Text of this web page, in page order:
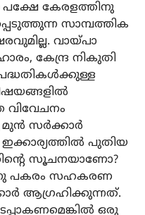
കേരളത്തിനു
സാമ്പത്തിക
വായ്പാ
കേന്ദ്ര നികുതി
വിവേചനം
മുന്‍ സര്‍ക്കാര്‍
ഇക്കാര്യത്തില്‍ പുതിയ
സൂചനയാണോ?
പകരം സഹകരണ
ആഗ്രഹിക്കുന്നത്.
ഒരു